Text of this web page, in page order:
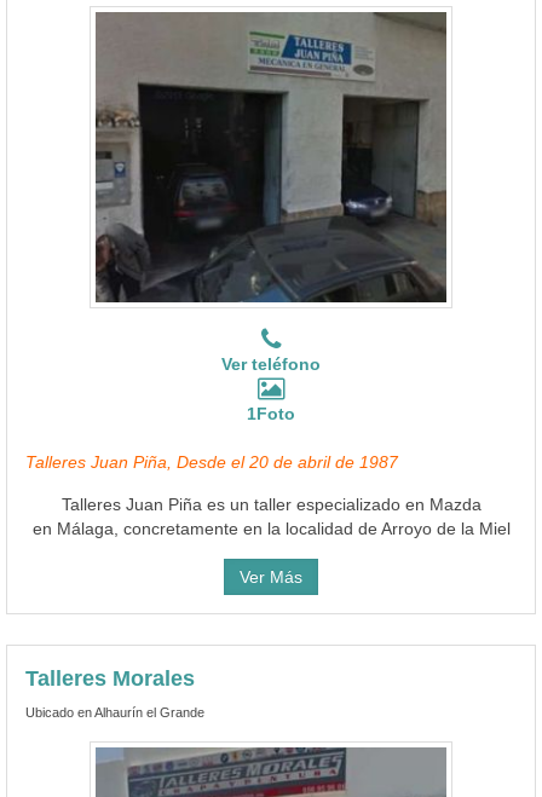
Ver teléfono
1Foto
Talleres Juan Piña, Desde el 20 de abril de 1987
Talleres Juan Piña es un taller especializado en Mazda
en Málaga, concretamente en la localidad de Arroyo de la Miel
Ver Más
Talleres Morales
Ubicado en Alhaurín el Grande